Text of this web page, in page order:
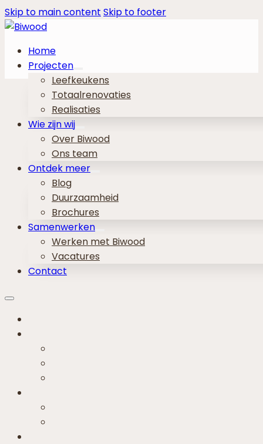
Skip to main content Skip to footer
Home
Projecten
Leefkeukens
Totaalrenovaties
Realisaties
Wie zijn wij
Over Biwood
Ons team
Ontdek meer
Blog
Duurzaamheid
Brochures
Samenwerken
Werken met Biwood
Vacatures
Contact